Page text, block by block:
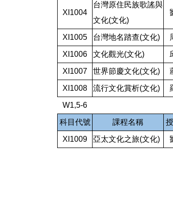
XI1004
台灣原住民族歌謠與
文化(文化)
XI1005 台灣地名踏查(文化)
XI1006 文化觀光(文化)
XI1007 世界節慶文化(文化)
XI1008 流行文化賞析(文化)
W1,5-6
科目代號 課程名稱
XI1009 亞太文化之旅(文化)